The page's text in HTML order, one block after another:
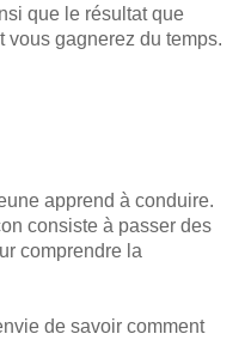
que le résultat que
vous gagnerez du temps.
apprend à conduire.
consiste à passer des
comprendre la
de savoir comment